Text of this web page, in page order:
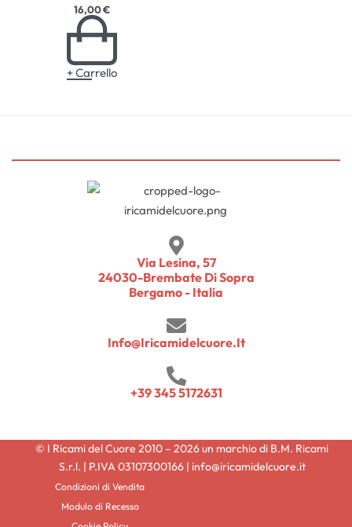
16,00€
+ Carrello
Via Lesina, 57
24030-Brembate Di Sopra
Bergamo - Italia
Info@iricamidelcuore.it
+39 345 5172631
© I Ricami del Cuore 2010 – 2026 un marchio di B.M. Ricami
S.r.l. | P.IVA 03107300166 | info@iricamidelcuore.it
Condizioni di Vendita
Modulo di Recesso